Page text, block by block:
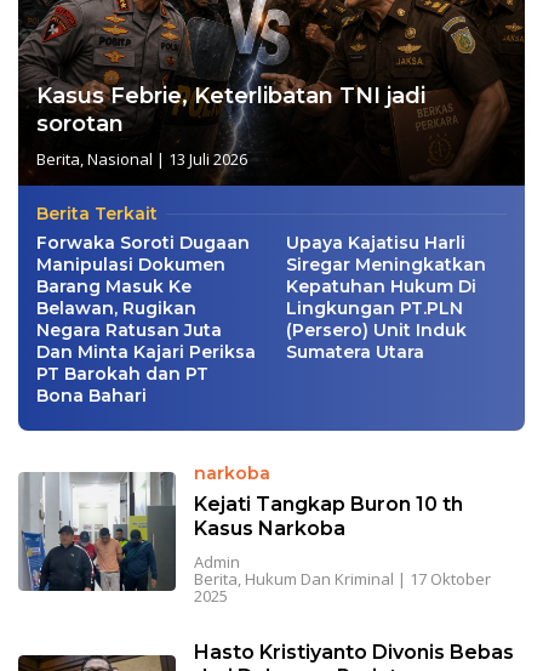
Kasus Febrie, Keterlibatan TNI jadi
sorotan
Berita,Nasional | 13 Juli 2026
Berita Terkait
Forwaka Soroti Dugaan
Manipulasi Dokumen
Barang Masuk Ke
Belawan, Rugikan
Negara Ratusan Juta
Dan Minta Kajari Periksa
PT Barokah dan PT
Bona Bahari
Upaya Kajatisu Harli
Siregar Meningkatkan
Kepatuhan Hukum Di
Lingkungan PT.PLN
(Persero) Unit Induk
Sumatera Utara
narkoba
Kejati Tangkap Buron 10 th
Kasus Narkoba
Admin
Berita, Hukum Dan Kriminal | 17 Oktober
2025
Hasto Kristiyanto Divonis Bebas